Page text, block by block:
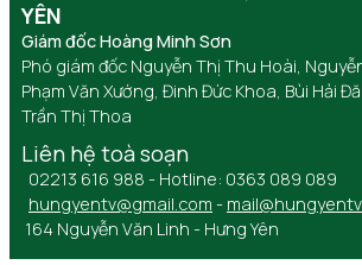
YÊN
Giám đốc Hoàng Minh Sơn
Phó giám đốc Nguyễn Thị Thu Hoài,
Phạm Văn Xướng, Đinh Đức Khoa, Bùi Hải
Trần Thị Thoa
Liên hệ toà soạn
02213 616 988 - Hotline: 0363 089 089
hungyentv@gmail.com -
164 Nguyễn Văn Linh - Hưng Yên